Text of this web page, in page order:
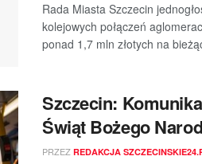
Rada Miasta Szczecin
kolejowych połączeń
ponad 1,7 mln złotych na
Szczecin:
Świąt Bożego
PRZEZ REDAKCJA